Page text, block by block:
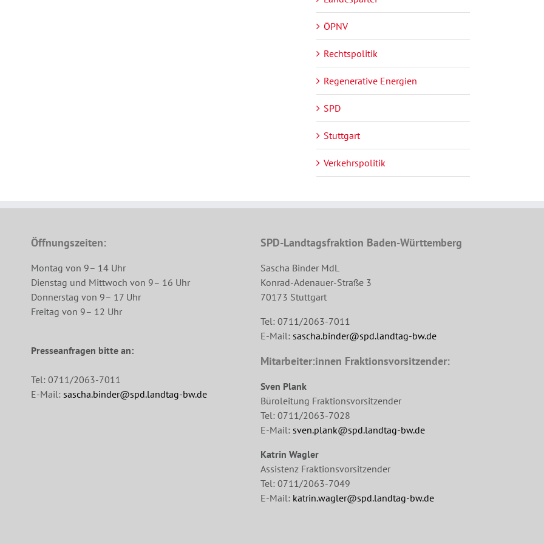
ÖPNV
Rechtspolitik
Regenerative Energien
SPD
Stuttgart
Verkehrspolitik
Öffnungszeiten:
Montag von 9– 14 Uhr
Dienstag und Mittwoch von 9– 16 Uhr
Donnerstag von 9– 17 Uhr
Freitag von 9– 12 Uhr
Presseanfragen bitte an:
Tel: 0711/2063-7011
E-Mail:sascha.binder@spd.landtag-bw.de
SPD-Landtagsfraktion Baden-Württemberg
Sascha Binder MdL
Konrad-Adenauer-Straße 3
70173 Stuttgart
Tel: 0711/2063-7011
E-Mail: sascha.binder@spd.landtag-bw.de
Mitarbeiter:innen Fraktionsvorsitzender:
Sven Plank
Büroleitung Fraktionsvorsitzender
Tel: 0711/2063-7028
E-Mail: sven.plank@spd.landtag-bw.de
Katrin Wagler
Assistenz Fraktionsvorsitzender
Tel: 0711/2063-7049
E-Mail: katrin.wagler@spd.landtag-bw.de